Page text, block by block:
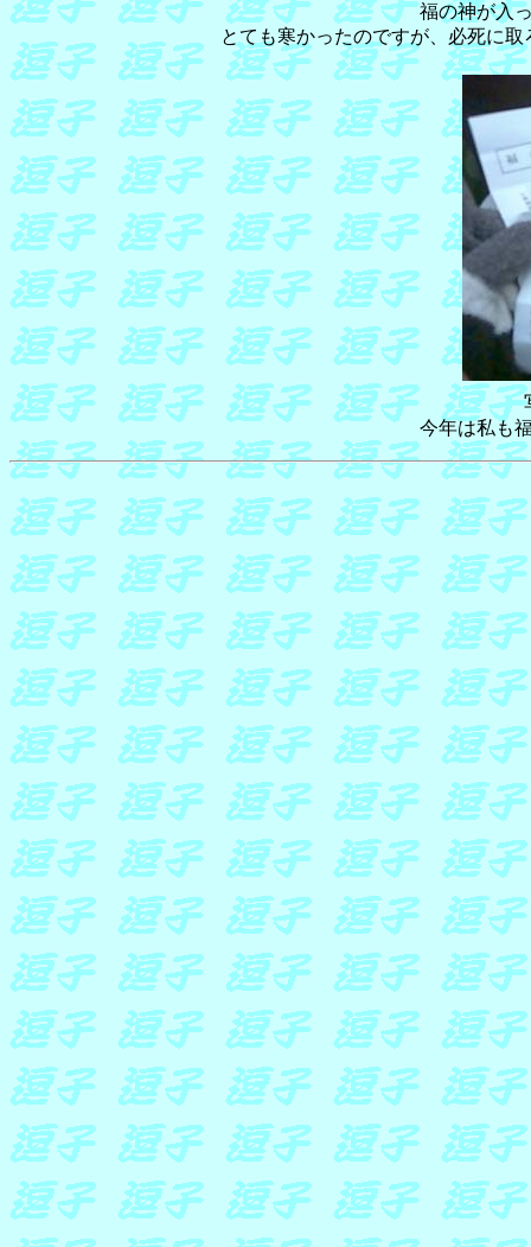
福の神が入
とても寒かったのですが、必死に
今年は私も